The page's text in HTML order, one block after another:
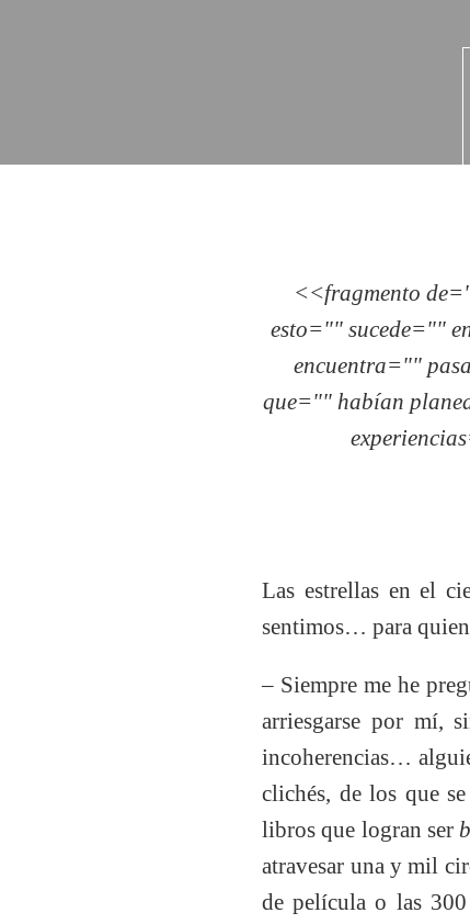
<<fragmento
esto="" sucede=""
encuentra=""
que="" habían
Las estrellas en el
sentimos… para
– Siempre me he
arriesgarse por mí,
incoherencias…
clichés, de los que
libros que logran ser
atravesar una y mil
de película o las